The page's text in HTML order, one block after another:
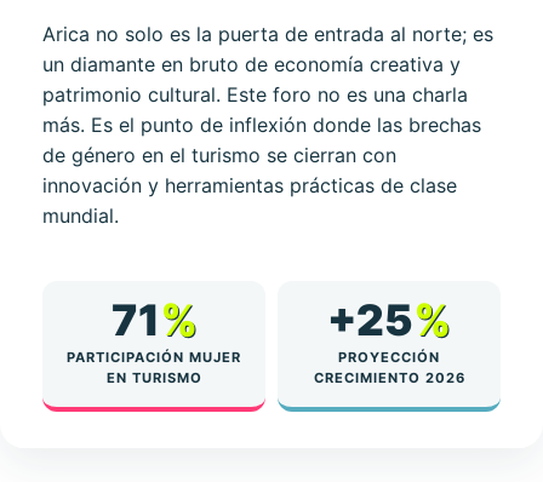
Arica no solo es la puerta de entrada al norte; es
un diamante en bruto de economía creativa y
patrimonio cultural. Este foro no es una charla
más. Es el punto de inflexión donde las brechas
de género en el turismo se cierran con
innovación y herramientas prácticas de clase
mundial.
71%
PARTICIPACIÓN MUJER
EN TURISMO
+25%
PROYECCIÓN
CRECIMIENTO 2026